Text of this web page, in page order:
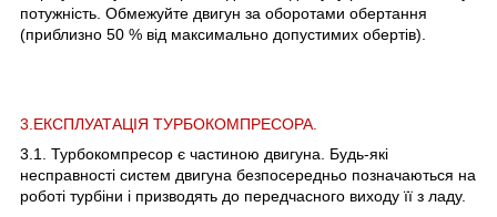
потужність. Обмежуйте двигун за оборотами обертання
(приблизно 50 % від максимально допустимих обертів).
3.ЕКСПЛУАТАЦІЯ ТУРБОКОМПРЕСОРА.
3.1. Турбокомпресор є частиною двигуна. Будь-які
несправності систем двигуна безпосередньо позначаються на
роботі турбіни і призводять до передчасного виходу її з ладу.